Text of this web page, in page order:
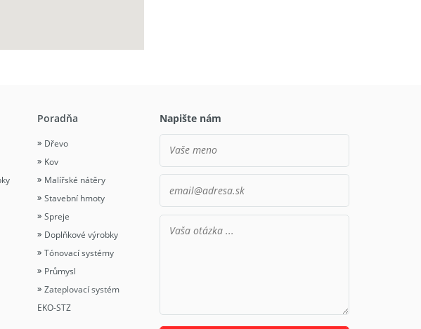
Poradňa
Dřevo
Kov
Malířské nátěry
Stavební hmoty
Spreje
Doplňkové výrobky
Tónovací systémy
Průmysl
Zateplovací systém
EKO-STZ
Napište nám